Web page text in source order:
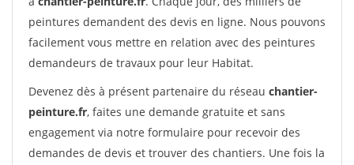
peintures demandent des devis en ligne. Nous pouvons
facilement vous mettre en relation avec des peintures
demandeurs de travaux pour leur Habitat.
Devenez dès à présent partenaire du réseau chantier-
peinture.fr, faites une demande gratuite et sans
engagement via notre formulaire pour recevoir des
demandes de devis et trouver des chantiers. Une fois la